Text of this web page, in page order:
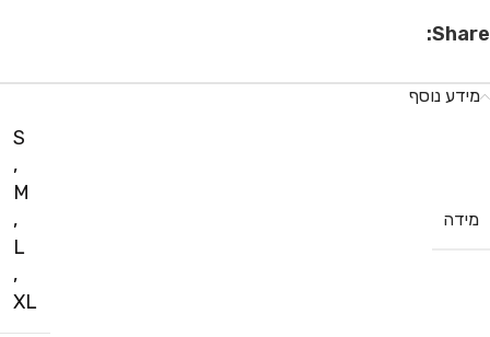
Share:
מידע נוסף
מידה
S
,
M
,
L
,
XL